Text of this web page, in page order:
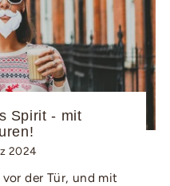
Spirit - mit
2024
der Tür, und mit